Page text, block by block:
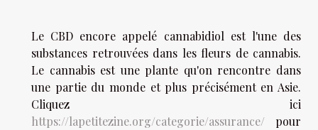
Le CBD encore appelé cannabidiol est l'une des
substances retrouvées dans les fleurs de cannabis.
Le cannabis est une plante qu'on rencontre dans
une partie du monde et plus précisément en Asie.
Cliquez ici
https://lapetitezine.org/categorie/assurance/ pour